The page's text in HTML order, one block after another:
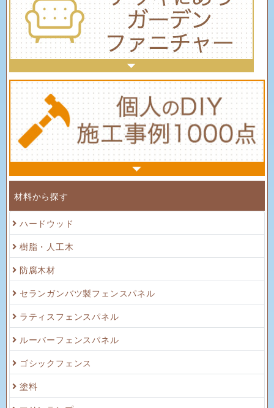
材料から探す
ハードウッド
樹脂・人工木
防腐木材
セランガンバツ製フェンスパネル
ラティスフェンスパネル
ルーバーフェンスパネル
ゴシックフェンス
塗料